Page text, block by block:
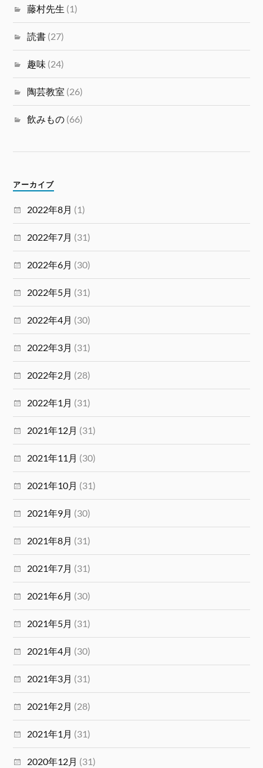
藤村先生 (1)
読書 (27)
趣味 (24)
陶芸教室 (26)
飲みもの (66)
アーカイブ
2022年8月 (1)
2022年7月 (31)
2022年6月 (30)
2022年5月 (31)
2022年4月 (30)
2022年3月 (31)
2022年2月 (28)
2022年1月 (31)
2021年12月 (31)
2021年11月 (30)
2021年10月 (31)
2021年9月 (30)
2021年8月 (31)
2021年7月 (31)
2021年6月 (30)
2021年5月 (31)
2021年4月 (30)
2021年3月 (31)
2021年2月 (28)
2021年1月 (31)
2020年12月 (31)